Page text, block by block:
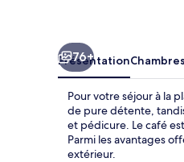
76+
PrésentationChambres
Pour votre séjour à la
de pure détente,
et pédicure. Le café
Parmi les avantages
extérieur.